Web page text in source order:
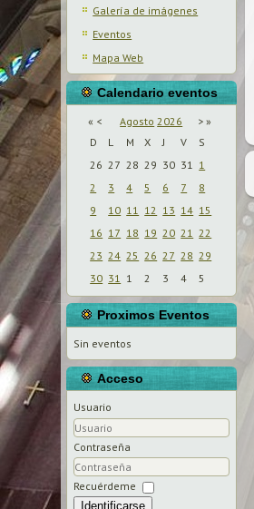
Galería de imágenes
Eventos
Mapa Web
Calendario eventos
« < Agosto 2026 > »
D
L M X J V
S
26 27 28 29 30 31 1
2
3 4 5 6 7
8
9
10 11 12 13 14 15
16 17 18 19 20 21 22
23 24 25 26 27 28 29
30 31 1 2 3 4 5
Proximos Eventos
Sin eventos
Acceso
Usuario
Contraseña
Recuérdeme
Identificarse